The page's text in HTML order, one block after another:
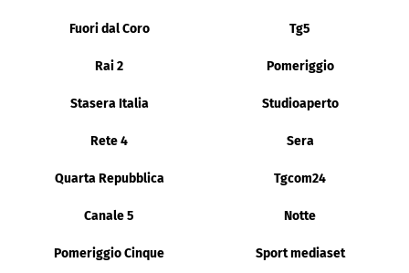
Fuori dal Coro Tg5
Rai 2 Pomeriggio
Stasera Italia Studioaperto
Rete 4 Sera
Quarta Repubblica Tgcom24
Canale 5 Notte
Pomeriggio Cinque Sport mediaset